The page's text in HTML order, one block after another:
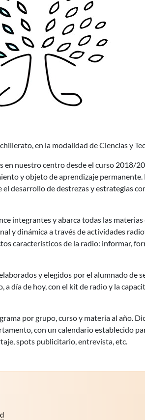
en la modalidad de Ciencias y
nuestro centro desde el curso 2018/
y objeto de aprendizaje
desarrollo de destrezas y estrategias
integrantes y abarca todas las
y dinámica a través de actividades
característicos de la radio: informar,
y elegidos por el alumnado de
día de hoy, con el kit de radio y la
por grupo, curso y materia al año.
con un calendario establecido
spots publicitario, entrevista, etc.